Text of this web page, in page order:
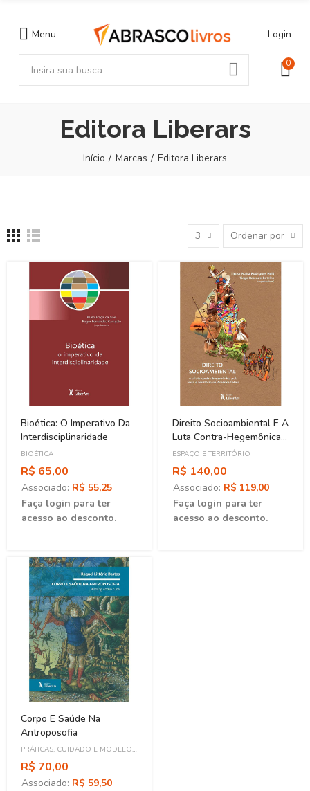
Menu Login
0
Editora Liberars
Início Marcas Editora Liberars
3 Ordenar por
Bioética: O Imperativo Da
Interdisciplinaridade
BIOÉTICA
R$ 65,00
Associado: R$ 55,25
Faça login para ter
acesso ao desconto.
Direito Socioambiental E A
Luta Contra-Hegemônica
Pela Terra E Território Na
América Latina
ESPAÇO E TERRITÓRIO
R$ 140,00
Associado: R$ 119,00
Faça login para ter
acesso ao desconto.
Corpo E Saúde Na
Antroposofia
PRÁTICAS, CUIDADO E MODELO
ASSISTENCIAL
R$ 70,00
Associado: R$ 59,50